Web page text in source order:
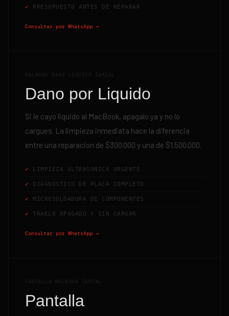
PRESUPUESTO ANTES DE REPARAR
Consultar por WhatsApp →
MACBOOK DANO LIQUIDO ZARZAL
Dano por Liquido
Si le cayo liquido al MacBook, apagalo ya y no lo
cargues. La limpieza inmediata hace la diferencia
entre una reparacion de $300.000 y una de $1.500.000.
LIMPIEZA ULTRASONICA URGENTE
DIAGNOSTICO DE PLACA COMPLETO
MICROSOLDADURA DE COMPONENTES
TRAELO APAGADO Y SIN CARGAR
Consultar por WhatsApp →
PANTALLA MACBOOK ZARZAL
Pantalla